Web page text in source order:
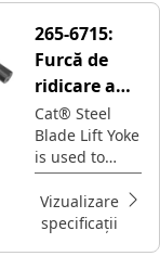
265-6715:
Furcă de
ridicare a
lamei
Cat® Steel
Blade Lift Yoke
is used to
control blade
movement in
Motor Grader
Vizualizare
specificații